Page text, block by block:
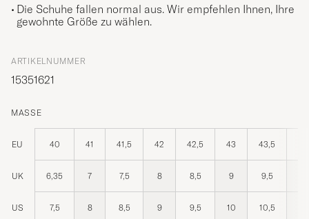
Die Schuhe fallen normal aus. Wir empfehlen Ihnen, Ihre
gewohnte Größe zu wählen.
ARTIKELNUMMER
15351621
MASSE
EU 40 41 41,5 42 42,5 43 43,5
UK 6,35 7 7,5 8 8,5 9 9,5
US 7,5 8 8,5 9 9,5 10 10,5